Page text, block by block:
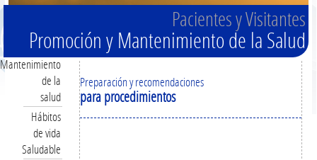
Pacientes y Visitantes
Promoción y Mantenimiento de la Salud
Preparación y recomendaciones
para procedimientos
Mantenimiento
de la
salud
Hábitos
de vida
Saludable